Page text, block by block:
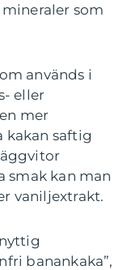
som
används i
eller
mer
kakan saftig
smak kan man
vaniljextrakt.
banankaka”,